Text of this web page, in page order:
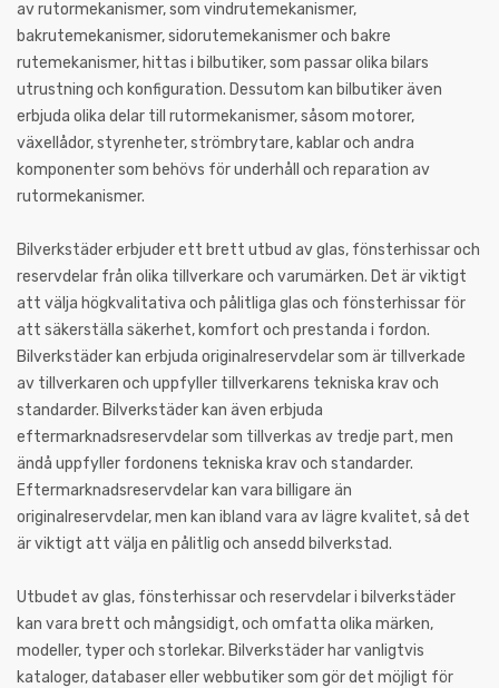
av rutormekanismer, som vindrutemekanismer,
bakrutemekanismer, sidorutemekanismer och bakre
rutemekanismer, hittas i bilbutiker, som passar olika bilars
utrustning och konfiguration. Dessutom kan bilbutiker även
erbjuda olika delar till rutormekanismer, såsom motorer,
växellådor, styrenheter, strömbrytare, kablar och andra
komponenter som behövs för underhåll och reparation av
rutormekanismer.
Bilverkstäder erbjuder ett brett utbud av glas, fönsterhissar och
reservdelar från olika tillverkare och varumärken. Det är viktigt
att välja högkvalitativa och pålitliga glas och fönsterhissar för
att säkerställa säkerhet, komfort och prestanda i fordon.
Bilverkstäder kan erbjuda originalreservdelar som är tillverkade
av tillverkaren och uppfyller tillverkarens tekniska krav och
standarder. Bilverkstäder kan även erbjuda
eftermarknadsreservdelar som tillverkas av tredje part, men
ändå uppfyller fordonens tekniska krav och standarder.
Eftermarknadsreservdelar kan vara billigare än
originalreservdelar, men kan ibland vara av lägre kvalitet, så det
är viktigt att välja en pålitlig och ansedd bilverkstad.
Utbudet av glas, fönsterhissar och reservdelar i bilverkstäder
kan vara brett och mångsidigt, och omfatta olika märken,
modeller, typer och storlekar. Bilverkstäder har vanligtvis
kataloger, databaser eller webbutiker som gör det möjligt för